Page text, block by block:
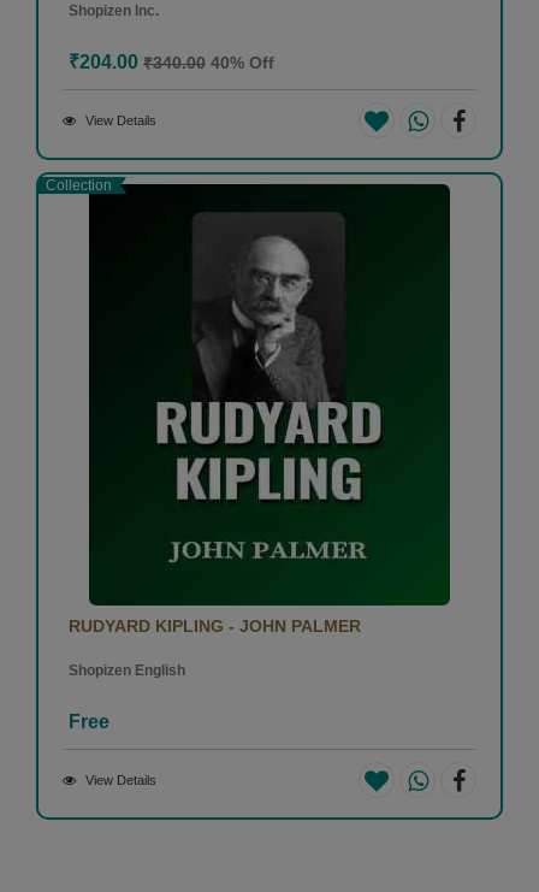
Shopizen Inc.
₹204.00 ₹340.00 40% Off
View Details
Collection
RUDYARD KIPLING - JOHN PALMER
Shopizen English
Free
View Details